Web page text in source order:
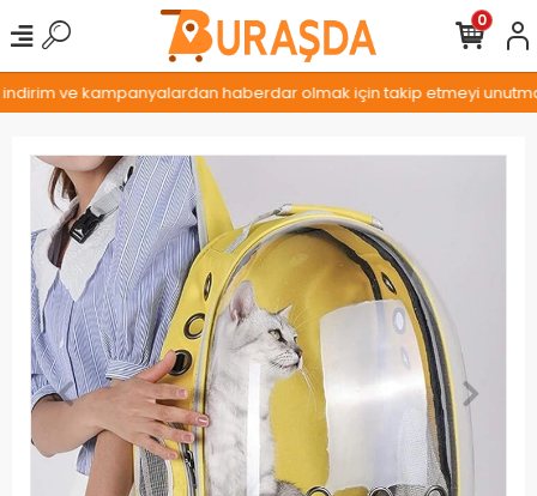
ve kampanyalardan haberdar olmak için takip etmeyi
0